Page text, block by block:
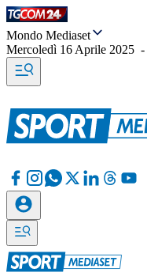
Mondo Mediaset
Mercoledì 16 Aprile 2025 -